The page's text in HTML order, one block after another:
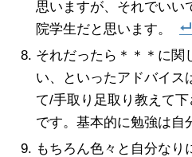
思いますが、それでいい
院学生だと思います。
それだったら＊＊＊に関
い、といったアドバイス
て/手取り足取り教えて
です。基本的に勉強は自
もちろん色々と自分なり